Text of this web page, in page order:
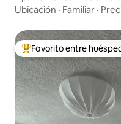
Ubicación · Familiar ·
De los mejores en
Favorito entre